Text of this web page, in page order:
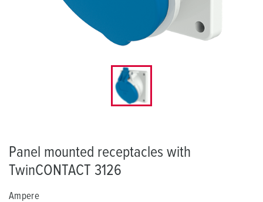
Panel mounted receptacles with
TwinCONTACT 3126
Ampere